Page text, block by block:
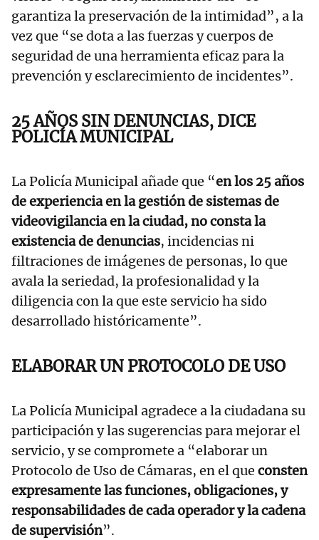
garantiza la preservación de la intimidad”, a la
vez que “se dota a las fuerzas y cuerpos de
seguridad de una herramienta eficaz para la
prevención y esclarecimiento de incidentes”.
25 AÑOS SIN DENUNCIAS, DICE
POLICÍA MUNICIPAL
La Policía Municipal añade que “en los 25 años
de experiencia en la gestión de sistemas de
videovigilancia en la ciudad, no consta la
existencia de denuncias, incidencias ni
filtraciones de imágenes de personas, lo que
avala la seriedad, la profesionalidad y la
diligencia con la que este servicio ha sido
desarrollado históricamente”.
ELABORAR UN PROTOCOLO DE USO
La Policía Municipal agradece a la ciudadana su
participación y las sugerencias para mejorar el
servicio, y se compromete a “elaborar un
Protocolo de Uso de Cámaras, en el que consten
expresamente las funciones, obligaciones, y
responsabilidades de cada operador y la cadena
de supervisión”.